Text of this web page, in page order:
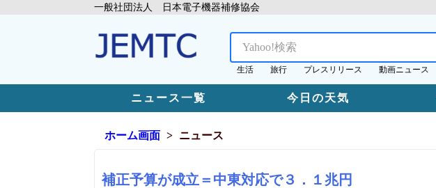
一般社団法人 日本電子機器補修協会
生活 旅行 プレスリリース 動画ニュース
ニュース一覧 今日の天気
ホーム画面 ニュース
補正予算が成立＝中東対応で３．１兆円